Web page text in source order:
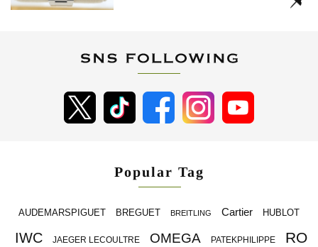
Popular Tag
AUDEMARSPIGUET BREGUET BREITLING Cartier HUBLOT
IWC JAEGER LECOULTRE OMEGA PATEKPHILIPPE
RO